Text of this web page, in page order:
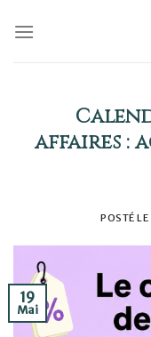
affaires :
POSTÉ LE
19
Mai